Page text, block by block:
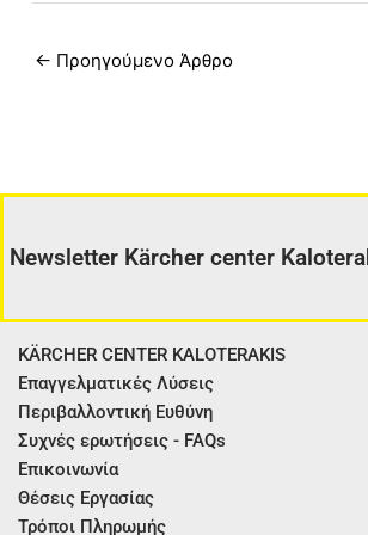
← Προηγούμενο Άρθρο
Newsletter Kärcher center
KÄRCHER CENTER KALOTERAKIS
Επαγγελματικές Λύσεις
Περιβαλλοντική Ευθύνη
Συχνές ερωτήσεις - FAQs
Επικοινωνία
Θέσεις Εργασίας
Τρόποι Πληρωμής